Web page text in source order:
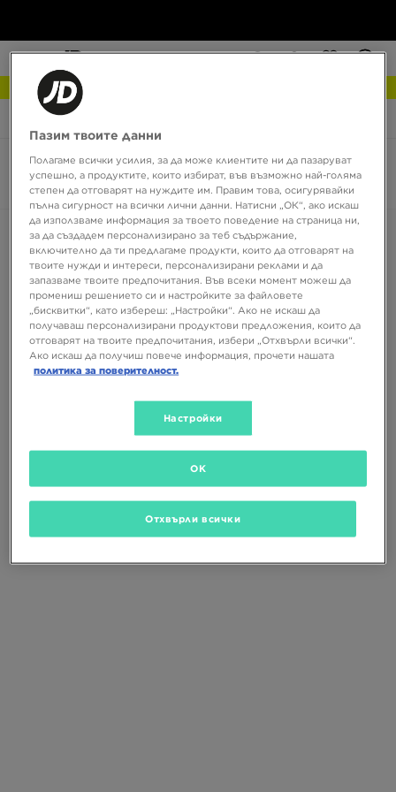
Обувки Ugg Classic Ultra Stretch Cuff
0 продукта
Сортирай:Препоръчани Филтрирай
Няма продукти за показване
Промени критериите за търсене
изтрий избраните филтри
Пазим твоите данни
Полагаме всички усилия, за да може клиентите ни да пазаруват
успешно, а продуктите, които избират, във възможно най-голяма
степен да отговарят на нуждите им. Правим това, осигурявайки
пълна сигурност на всички лични данни. Натисни „ОК“, ако искаш
да използваме информация за твоето поведение на страница ни,
за да създадем персонализирано за теб съдържание,
включително да ти предлагаме продукти, които да отговарят на
твоите нужди и интереси, персонализирани реклами и да
запазваме твоите предпочитания. Във всеки момент можеш да
промениш решението си и настройките за файловете
„бисквитки“, като избереш: „Настройки“. Ако не искаш да
получаваш персонализирани продуктови предложения, които да
отговарят на твоите предпочитания, избери „Отхвърли всички“.
Ако искаш да получиш повече информация, прочети нашата
политика за поверителност.
Настройки
Отхвърли всички
OK